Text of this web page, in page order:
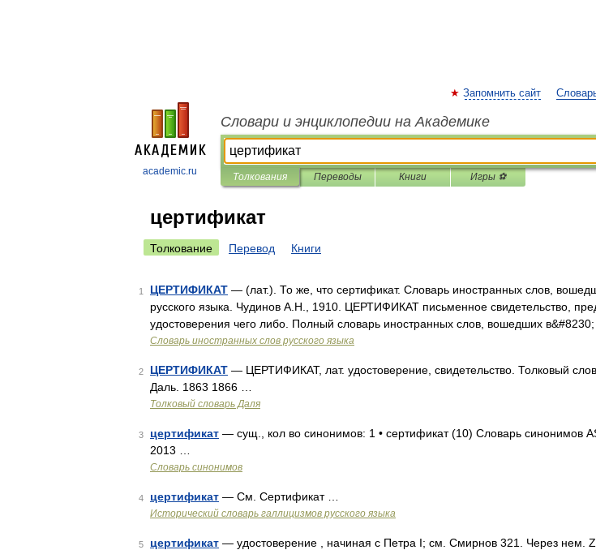
academic.ru
Запомнить сайт
Словари и энциклопедии на Академике
Толкования Переводы Книги Игры ⚽
цертификат
Толкование Перевод Книги
1 ЦЕРТИФИКАТ — (лат.). То же, что сертификат. Словарь иностранных слов,
русского языка. Чудинов А.Н., 1910. ЦЕРТИФИКАТ письменное свидетельство,
удостоверения чего либо. Полный словарь иностранных слов, вошедших в&#8230;
Словарь иностранных слов русского языка
2 ЦЕРТИФИКАТ — ЦЕРТИФИКАТ, лат. удостоверение, свидетельство. Толковый
Даль. 1863 1866 …
Толковый словарь Даля
3 цертификат — сущ., кол во синонимов: 1 • сертификат (10) Словарь синонимов
2013 …
Словарь синонимов
4 цертификат — См. Сертификат …
Исторический словарь галлицизмов русского языка
5 цертификат — удостоверение , начиная с Петра I; см. Смирнов 321. Через нем.